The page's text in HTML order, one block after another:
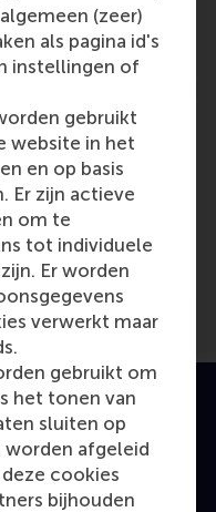
(zeer)
als pagina id's
instellingen of
gebruikt
website in het
en op basis
Er zijn actieve
om te
tot individuele
Er worden
verwerkt maar
gebruikt om
het tonen van
sluiten op
worden afgeleid
cookies
bijhouden